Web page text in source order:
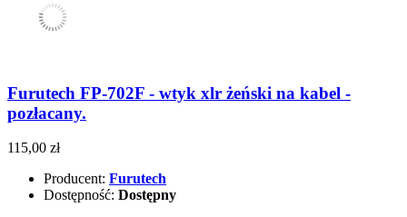
Furutech FP-702F - wtyk xlr żeński na kabel -
pozłacany.
115,00 zł
Producent: Furutech
Dostępność: Dostępny